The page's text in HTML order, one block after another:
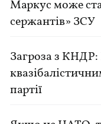
Маркус може
сержантів» ЗСУ
Загроза з КНДР:
партії